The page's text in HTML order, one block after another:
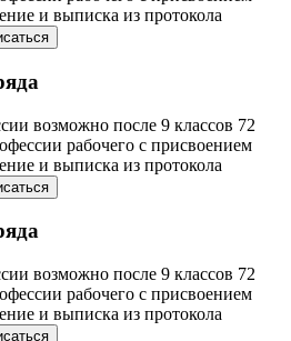
и выписка из протокола
возможно после 9 классов 72
рабочего с присвоением
и выписка из протокола
возможно после 9 классов 72
рабочего с присвоением
и выписка из протокола